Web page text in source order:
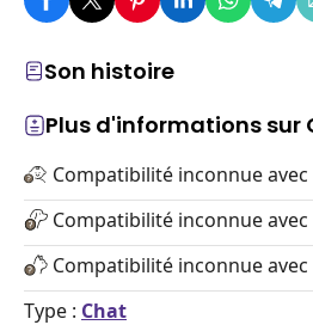
Son histoire
Plus d'informations sur
Compatibilité inconnue
Compatibilité inconnue avec
Compatibilité inconnue avec
Type : Chat